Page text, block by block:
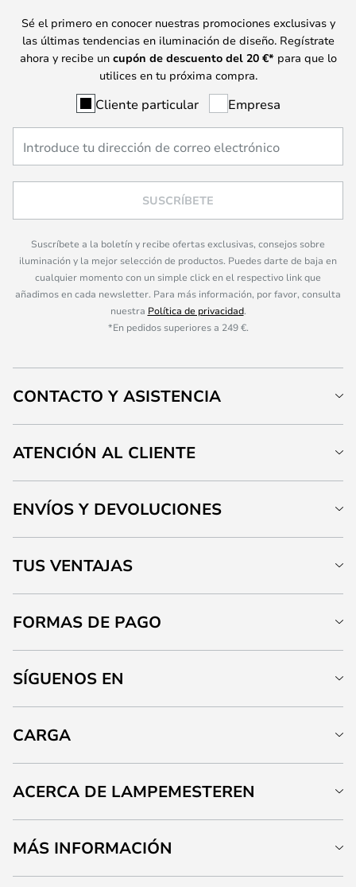
Sé el primero en conocer nuestras promociones exclusivas y
las últimas tendencias en iluminación de diseño. Regístrate
ahora y recibe un cupón de descuento del 20 €* para que lo
utilices en tu próxima compra.
Cliente particular Empresa
SUSCRÍBETE
Suscríbete a la boletín y recibe ofertas exclusivas, consejos sobre
iluminación y la mejor selección de productos. Puedes darte de baja en
cualquier momento con un simple click en el respectivo link que
añadimos en cada newsletter. Para más información, por favor, consulta
nuestra Política de privacidad.
*En pedidos superiores a 249 €.
CONTACTO Y ASISTENCIA
ATENCIÓN AL CLIENTE
ENVÍOS Y DEVOLUCIONES
TUS VENTAJAS
FORMAS DE PAGO
SÍGUENOS EN
CARGA
ACERCA DE LAMPEMESTEREN
MÁS INFORMACIÓN